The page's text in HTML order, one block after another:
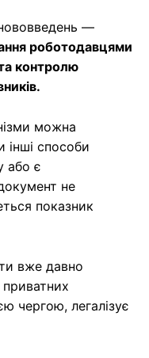
—
роботодавцями
контролю
можна
інші способи
або є
не
показник
вже давно
чергою, легалізує